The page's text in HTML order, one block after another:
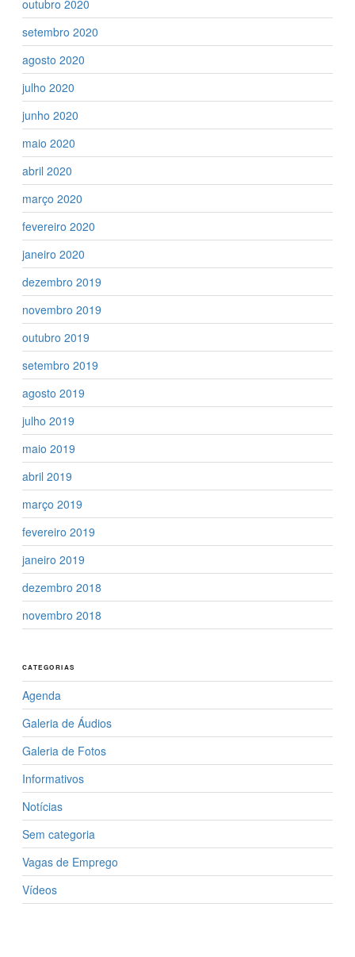
outubro 2020
setembro 2020
agosto 2020
julho 2020
junho 2020
maio 2020
abril 2020
março 2020
fevereiro 2020
janeiro 2020
dezembro 2019
novembro 2019
outubro 2019
setembro 2019
agosto 2019
julho 2019
maio 2019
abril 2019
março 2019
fevereiro 2019
janeiro 2019
dezembro 2018
novembro 2018
CATEGORIAS
Agenda
Galeria de Áudios
Galeria de Fotos
Informativos
Notícias
Sem categoria
Vagas de Emprego
Vídeos